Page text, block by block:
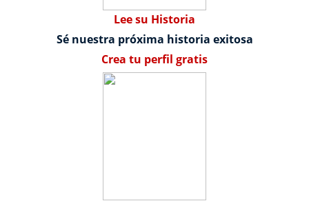
Lee su Historia
Sé nuestra próxima historia exitosa
Crea tu perfil gratis